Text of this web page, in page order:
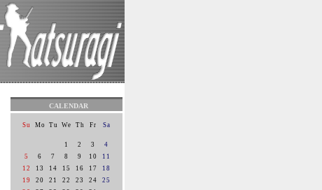
CALENDAR
Su Mo Tu We Th Fr Sa
1 2 3
4
5
6 7 8 9 10
11
12
13 14 15 16 17
18
19
20 21 22 23 24
25